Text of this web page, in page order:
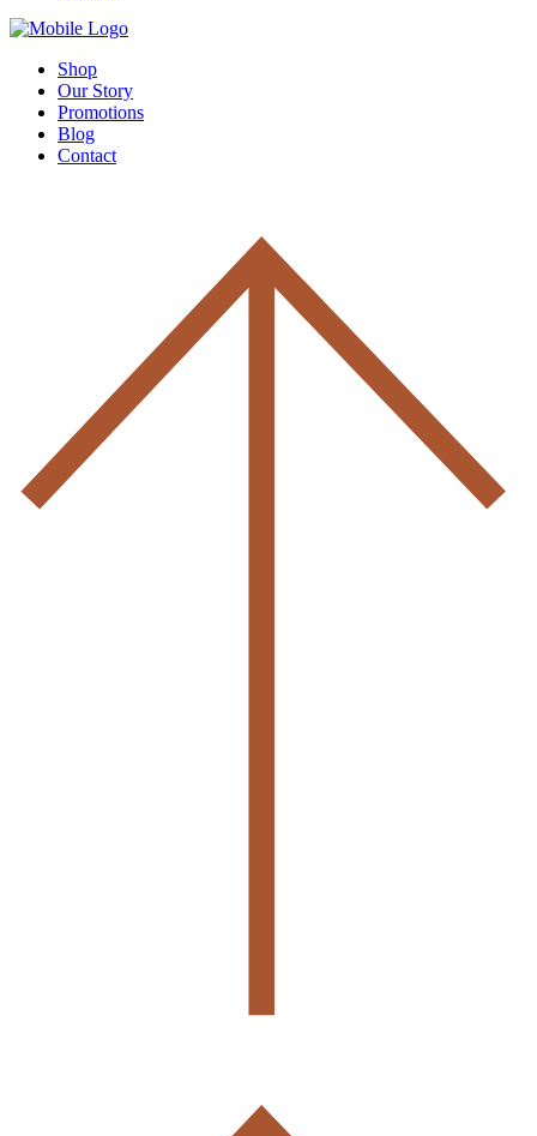
Shop
Our Story
Promotions
Blog
Contact